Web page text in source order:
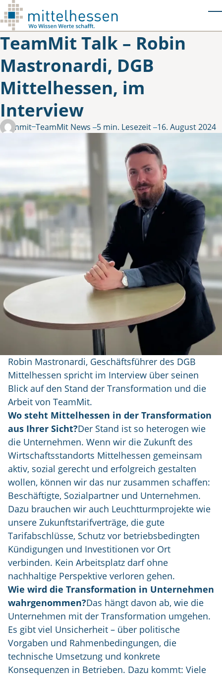
Skip to main content
TeamMit Talk – Robin
Mastronardi, DGB
Mittelhessen, im
Interview
Gepostet von
teammit in
TeamMit News 5 min. Lesezeit 16. August 2024
Robin Mastronardi, Geschäftsführer des DGB
Mittelhessen spricht im Interview über seinen
Blick auf den Stand der Transformation und die
Arbeit von TeamMit.
Wo steht Mittelhessen in der Transformation
aus Ihrer Sicht?Der Stand ist so heterogen wie
die Unternehmen. Wenn wir die Zukunft des
Wirtschaftsstandorts Mittelhessen gemeinsam
aktiv, sozial gerecht und erfolgreich gestalten
wollen, können wir das nur zusammen schaffen:
Beschäftigte, Sozialpartner und Unternehmen.
Dazu brauchen wir auch Leuchtturmprojekte wie
unsere Zukunftstarifverträge, die gute
Tarifabschlüsse, Schutz vor betriebsbedingten
Kündigungen und Investitionen vor Ort
verbinden. Kein Arbeitsplatz darf ohne
nachhaltige Perspektive verloren gehen.
Wie wird die Transformation in Unternehmen
wahrgenommen?Das hängt davon ab, wie die
Unternehmen mit der Transformation umgehen.
Es gibt viel Unsicherheit – über politische
Vorgaben und Rahmenbedingungen, die
technische Umsetzung und konkrete
Konsequenzen in Betrieben. Dazu kommt: Viele